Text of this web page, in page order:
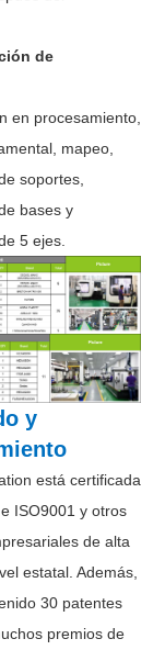
de
en procesamiento,
mapeo,
soportes,
bases y
5 ejes.
y
está certificada
ISO9001 y otros
de alta
estatal. Además,
30 patentes
premios de